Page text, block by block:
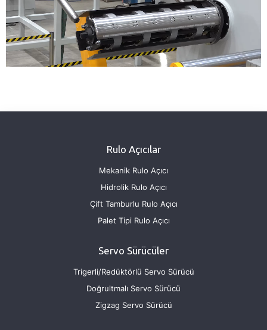
Rulo Açıcılar
Mekanik Rulo Açıcı
Hidrolik Rulo Açıcı
Çift Tamburlu Rulo Açıcı
Palet Tipi Rulo Açıcı
Servo Sürücüler
Trigerli/Redüktörlü Servo Sürücü
Doğrultmalı Servo Sürücü
Zigzag Servo Sürücü